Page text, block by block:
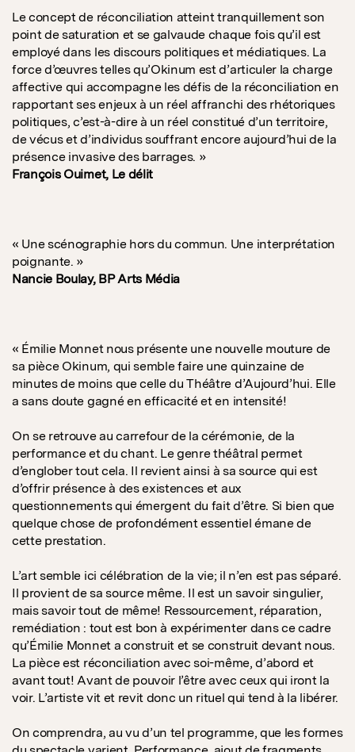
Le concept de réconciliation atteint tranquillement son
point de saturation et se galvaude chaque fois qu’il est
employé dans les discours politiques et médiatiques. La
force d’œuvres telles qu’Okinum est d’articuler la charge
affective qui accompagne les défis de la réconciliation en
rapportant ses enjeux à un réel affranchi des rhétoriques
politiques, c’est-à-dire à un réel constitué d’un territoire,
de vécus et d’individus souffrant encore aujourd’hui de la
présence invasive des barrages. »
François Ouimet, Le délit
« Une scénographie hors du commun. Une interprétation
poignante. »
Nancie Boulay, BP Arts Média
« Émilie Monnet nous présente une nouvelle mouture de
sa pièce Okinum, qui semble faire une quinzaine de
minutes de moins que celle du Théâtre d’Aujourd’hui. Elle
a sans doute gagné en efficacité et en intensité!
On se retrouve au carrefour de la cérémonie, de la
performance et du chant. Le genre théâtral permet
d’englober tout cela. Il revient ainsi à sa source qui est
d’offrir présence à des existences et aux
questionnements qui émergent du fait d’être. Si bien que
quelque chose de profondément essentiel émane de
cette prestation.
L’art semble ici célébration de la vie; il n’en est pas séparé.
Il provient de sa source même. Il est un savoir singulier,
mais savoir tout de même! Ressourcement, réparation,
remédiation : tout est bon à expérimenter dans ce cadre
qu’Émilie Monnet a construit et se construit devant nous.
La pièce est réconciliation avec soi-même, d’abord et
avant tout! Avant de pouvoir l’être avec ceux qui iront la
voir. L’artiste vit et revit donc un rituel qui tend à la libérer.
On comprendra, au vu d’un tel programme, que les formes